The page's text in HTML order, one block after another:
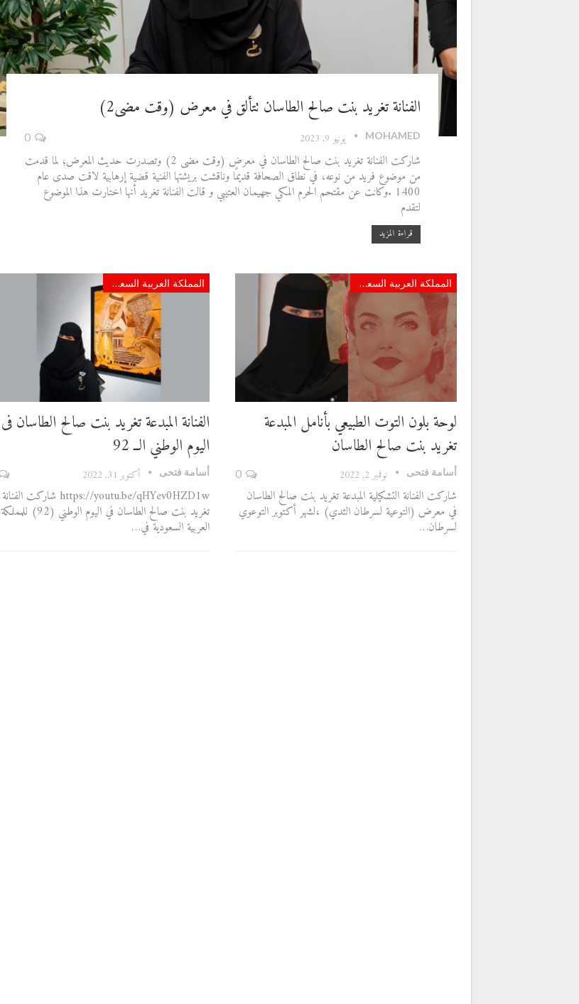
الفنانة تغريد بنت صالح الطاسان تتألق في معرض (وقت مضى2)
MOHAMED يونيو 9, 2023
شاركت الفنانة تغريد بنت صالح الطاسان في معرض (وقت مضى 2) وتصدرت حديث المعرض؛ لما قدمت
من موضوع فريد من نوعه، في نطاق الصحافة قديمًا وناقشت بريشتها الفنية قضية إرهابية لاقت صدى عام
1400 .وكانت عن مقتحم الحرم المكي جهيمان العتيبي و قالت الفنانة تغريد أنها اختارت هذا الموضوع
لتقدم
قراءة المزيد
المملكة العربية السعودية
لوحة بلون التوت الطبيعي بأنامل المبدعة
تغريد بنت صالح الطاسان
أسامة فتحى نوفمبر 2, 2022 0
شاركت الفنانة التشكيلية المبدعة تغريد بنت صالح الطاسان
في معرض (التوعية لسرطان الثدي) ،لشهر أكتوبر التوعوي
لسرطان…
المملكة العربية السعودية
الفنانة المبدعة تغريد بنت صالح الطاسان فى
اليوم الوطني الــ 92
أسامة فتحى أكتوبر 31, 2022
https://youtu.be/qHYev0HZD1w شاركت الفنانة
تغريد بنت صالح الطاسان في اليوم الوطني (92) للمملكة
العربية السعودية في…